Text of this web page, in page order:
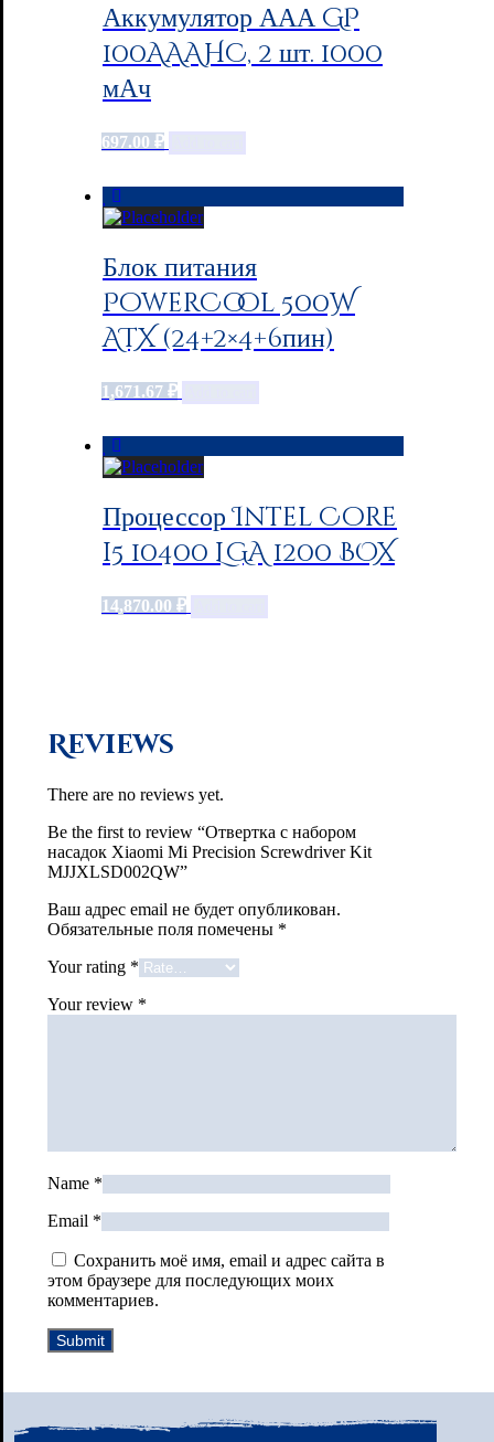
Аккумулятор ААА GP
100AAAHC, 2 шт. 1000
мАч
697.00 ₽
Блок питания
PowerCool 500W
ATX (24+2×4+6пин)
1,671.67 ₽
Процессор Intel Core
i5 10400 LGA 1200 BOX
14,870.00 ₽
Reviews
There are no reviews yet.
Be the first to review “Отвертка с набором
насадок Xiaomi Mi Precision Screwdriver Kit
MJJXLSD002QW”
Ваш адрес email не будет опубликован.
Обязательные поля помечены *
Your rating *
Your review *
Name *
Email *
Сохранить моё имя, email и адрес сайта в
этом браузере для последующих моих
комментариев.